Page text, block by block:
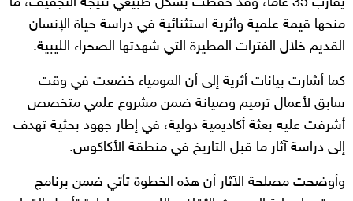
منحها قيمة علمية وأثرية استثنائية في دراسة حياة الإنسان
القديم خلال الفترات المطيرة التي شهدتها الصحراء الليبية.
كما أشارت بيانات أثرية إلى أن المومياء خضعت في وقت
سابق لأعمال ترميم وصيانة ضمن مشروع علمي متخصص
أشرفت عليه بعثة أكاديمية دولية، في إطار جهود بحثية تهدف
إلى دراسة آثار ما قبل التاريخ في منطقة الأكاكوس.
وأوضحت مصلحة الآثار أن هذه الخطوة تأتي ضمن برنامج